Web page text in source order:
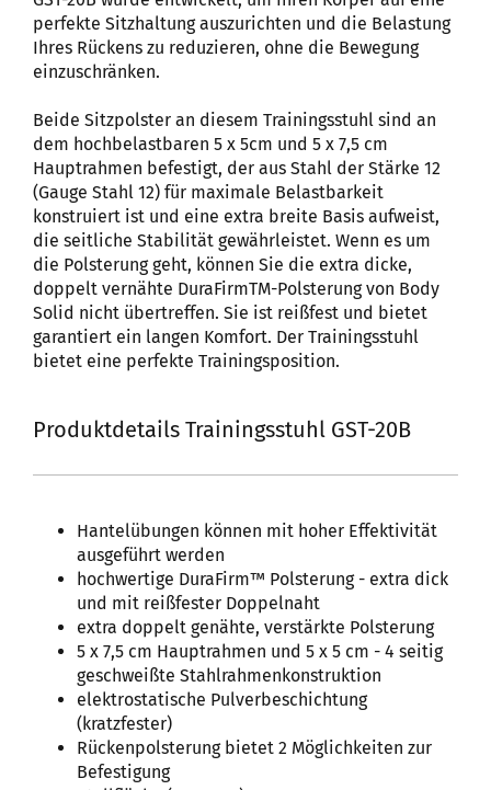
perfekte Sitzhaltung auszurichten und die Belastung
Ihres Rückens zu reduzieren, ohne die Bewegung
einzuschränken.
Beide Sitzpolster an diesem Trainingsstuhl sind an
dem hochbelastbaren 5 x 5cm und 5 x 7,5 cm
Hauptrahmen befestigt, der aus Stahl der Stärke 12
(Gauge Stahl 12) für maximale Belastbarkeit
konstruiert ist und eine extra breite Basis aufweist,
die seitliche Stabilität gewährleistet. Wenn es um
die Polsterung geht, können Sie die extra dicke,
doppelt vernähte DuraFirmTM-Polsterung von Body
Solid nicht übertreffen. Sie ist reißfest und bietet
garantiert ein langen Komfort. Der Trainingsstuhl
bietet eine perfekte Trainingsposition.
Produktdetails Trainingsstuhl GST-20B
Hantelübungen können mit hoher Effektivität
ausgeführt werden
hochwertige DuraFirm™ Polsterung - extra dick
und mit reißfester Doppelnaht
extra doppelt genähte, verstärkte Polsterung
5 x 7,5 cm Hauptrahmen und 5 x 5 cm - 4 seitig
geschweißte Stahlrahmenkonstruktion
elektrostatische Pulverbeschichtung
(kratzfester)
Rückenpolsterung bietet 2 Möglichkeiten zur
Befestigung